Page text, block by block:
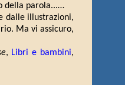
della parola...…
dalle illustrazioni,
Ma vi assicuro,
, Libri e bambini,